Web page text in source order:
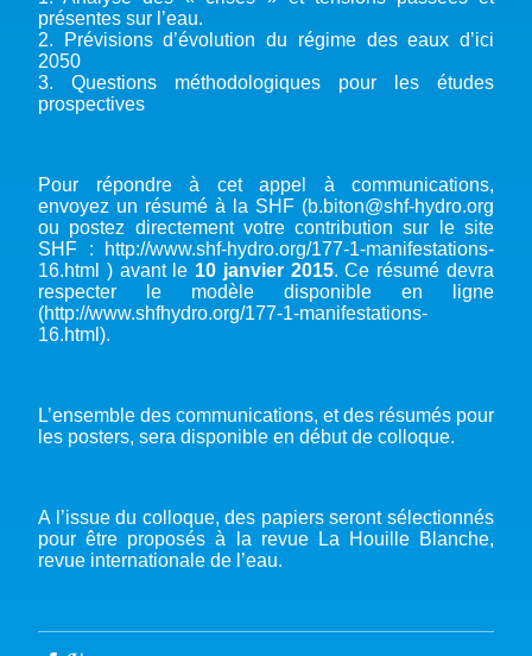
présentes sur l’eau.
2. Prévisions d’évolution du régime des eaux d’ici
2050
3. Questions méthodologiques pour les études
prospectives
Pour répondre à cet appel à communications,
envoyez un résumé à la SHF (b.biton@shf-hydro.org
ou postez directement votre contribution sur le site
SHF : http://www.shf-hydro.org/177-1-manifestations-
16.html ) avant le 10 janvier 2015. Ce résumé devra
respecter le modèle disponible en ligne
(http://www.shfhydro.org/177-1-manifestations-
16.html).
L’ensemble des communications, et des résumés pour
les posters, sera disponible en début de colloque.
A l’issue du colloque, des papiers seront sélectionnés
pour être proposés à la revue La Houille Blanche,
revue internationale de l’eau.